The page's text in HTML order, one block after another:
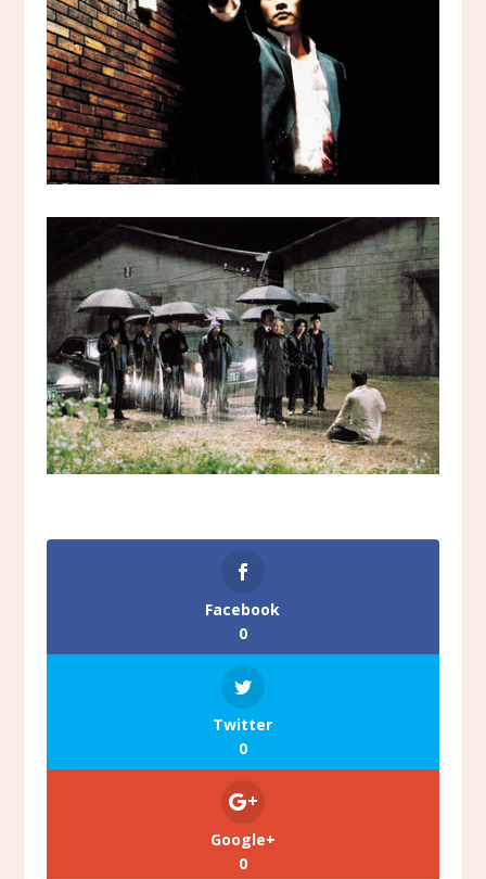
Facebook
0
Twitter
0
Google+
0